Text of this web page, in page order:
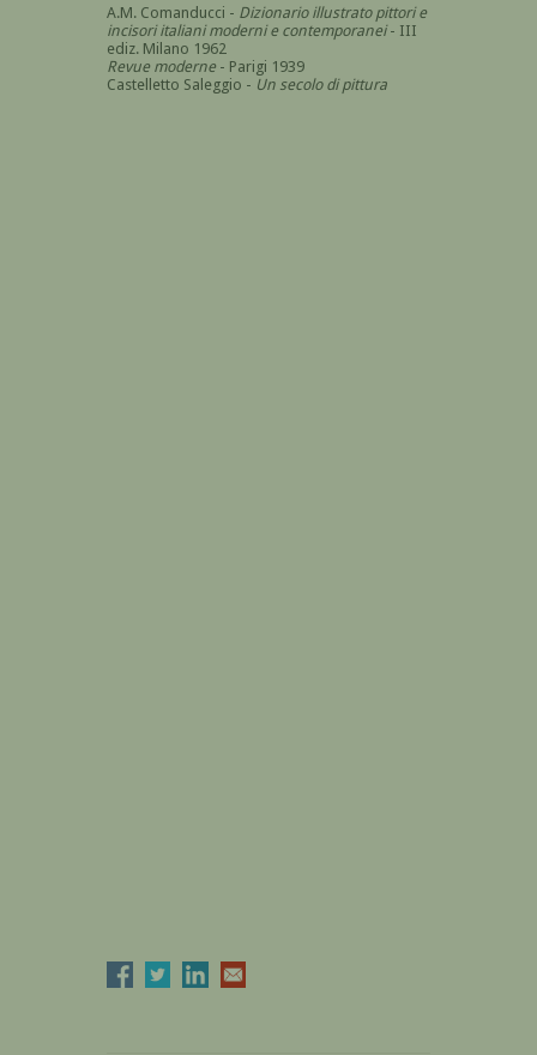
A.M. Comanducci - Dizionario illustrato pittori e
incisori italiani moderni e contemporanei- III
ediz. Milano 1962
Revue moderne - Parigi 1939
Castelletto Saleggio - Un secolo di pittura